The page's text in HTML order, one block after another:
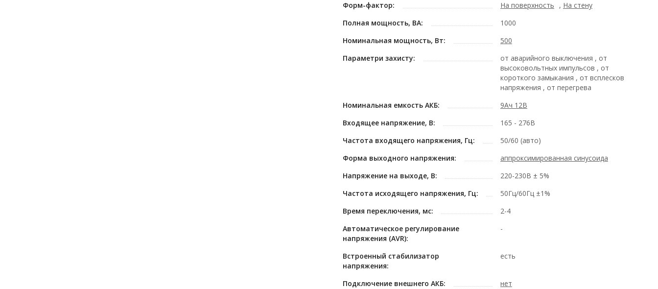
Форм-фактор:
На поверхность , На стену
Полная мощность, ВА:
1000
Номинальная мощность, Вт:
500
Параметри захисту:
от аварийного выключения , от
высоковольтных импульсов , от
короткого замыкания , от всплесков
напряжения , от перегрева
Номинальная емкость АКБ:
9Ач 12В
Входящее напряжение, В:
165 - 276В
Частота входящего напряжения, Гц:
50/60 (авто)
Форма выходного напряжения:
аппроксимированная синусоида
Напряжение на выходе, В:
220-230В ± 5%
Частота исходящего напряжения, Гц:
50Гц/60Гц ±1%
Время переключения, мс:
2-4
Автоматическое регулирование
напряжения (AVR):
-
Встроенный стабилизатор
напряжения:
есть
Подключение внешнего АКБ:
нет